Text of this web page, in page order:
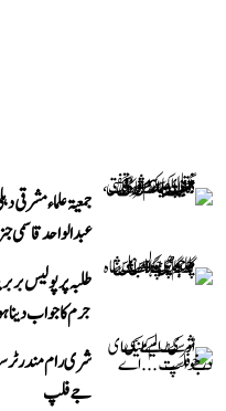
جمعیۃ علماء
عبد الواحد قاسمی
طلبہ پر پولیس
جرم کا جواب دینا
شری رام مندر
جے فلپ